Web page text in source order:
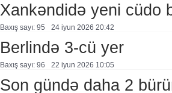
Xankəndidə yeni cüdo
Baxış sayı: 95 24 i̇yun 2026 20:42
Berlində 3-cü yer
Baxış sayı: 96 22 i̇yun 2026 10:05
Son gündə daha 2